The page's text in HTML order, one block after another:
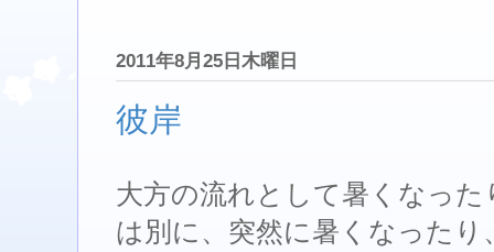
2011年8月25日木曜日
彼岸
大方の流れとして暑くなっ
は別に、突然に暑くなった